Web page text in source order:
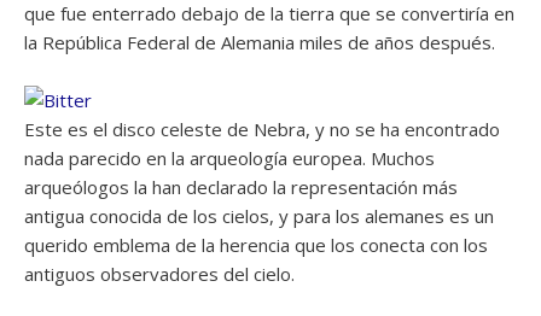
que fue enterrado debajo de la tierra que se convertiría en
la República Federal de Alemania miles de años después.
Este es el disco celeste de Nebra, y no se ha encontrado
nada parecido en la arqueología europea. Muchos
arqueólogos la han declarado la representación más
antigua conocida de los cielos, y para los alemanes es un
querido emblema de la herencia que los conecta con los
antiguos observadores del cielo.